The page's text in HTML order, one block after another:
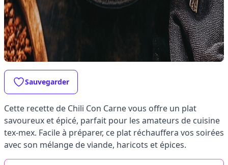
Sauvegarder
Cette recette de Chili Con Carne vous offre un plat
savoureux et épicé, parfait pour les amateurs de cuisine
tex-mex. Facile à préparer, ce plat réchauffera vos soirées
avec son mélange de viande, haricots et épices.